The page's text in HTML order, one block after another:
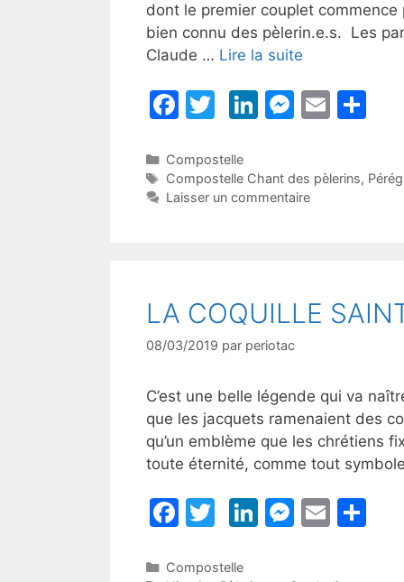
dont le premier couplet
bien connu des pèlerin.e.s. Les
Claude … Lire la suite
F
c
e
k
T
itt
er
Li
e
M
s
er
E
l
g
Catégories
Compostelle
Étiquettes
Compostelle Chant des pèlerins,
Laisser un commentaire
LA COQUILLE
08/03/2019 par periotac
C’est une belle légende qui va
que les jacquets ramenaient des
qu’un emblème que les chrétiens
toute éternité, comme tout
F
c
T
itt
Li M E
Catégories
Compostelle